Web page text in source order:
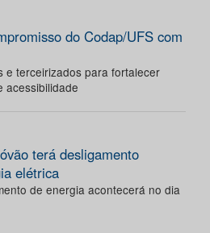
do Codap/UFS com
e terceirizados para fortalecer
acessibilidade
terá desligamento
elétrica
de energia acontecerá no dia